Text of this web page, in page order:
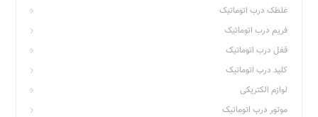
غلطک درب اتوماتیک
فریم درب اتوماتیک
قفل درب اتوماتیک
کلید درب اتوماتیک
لوازم الکتریکی
موتور درب اتوماتیک